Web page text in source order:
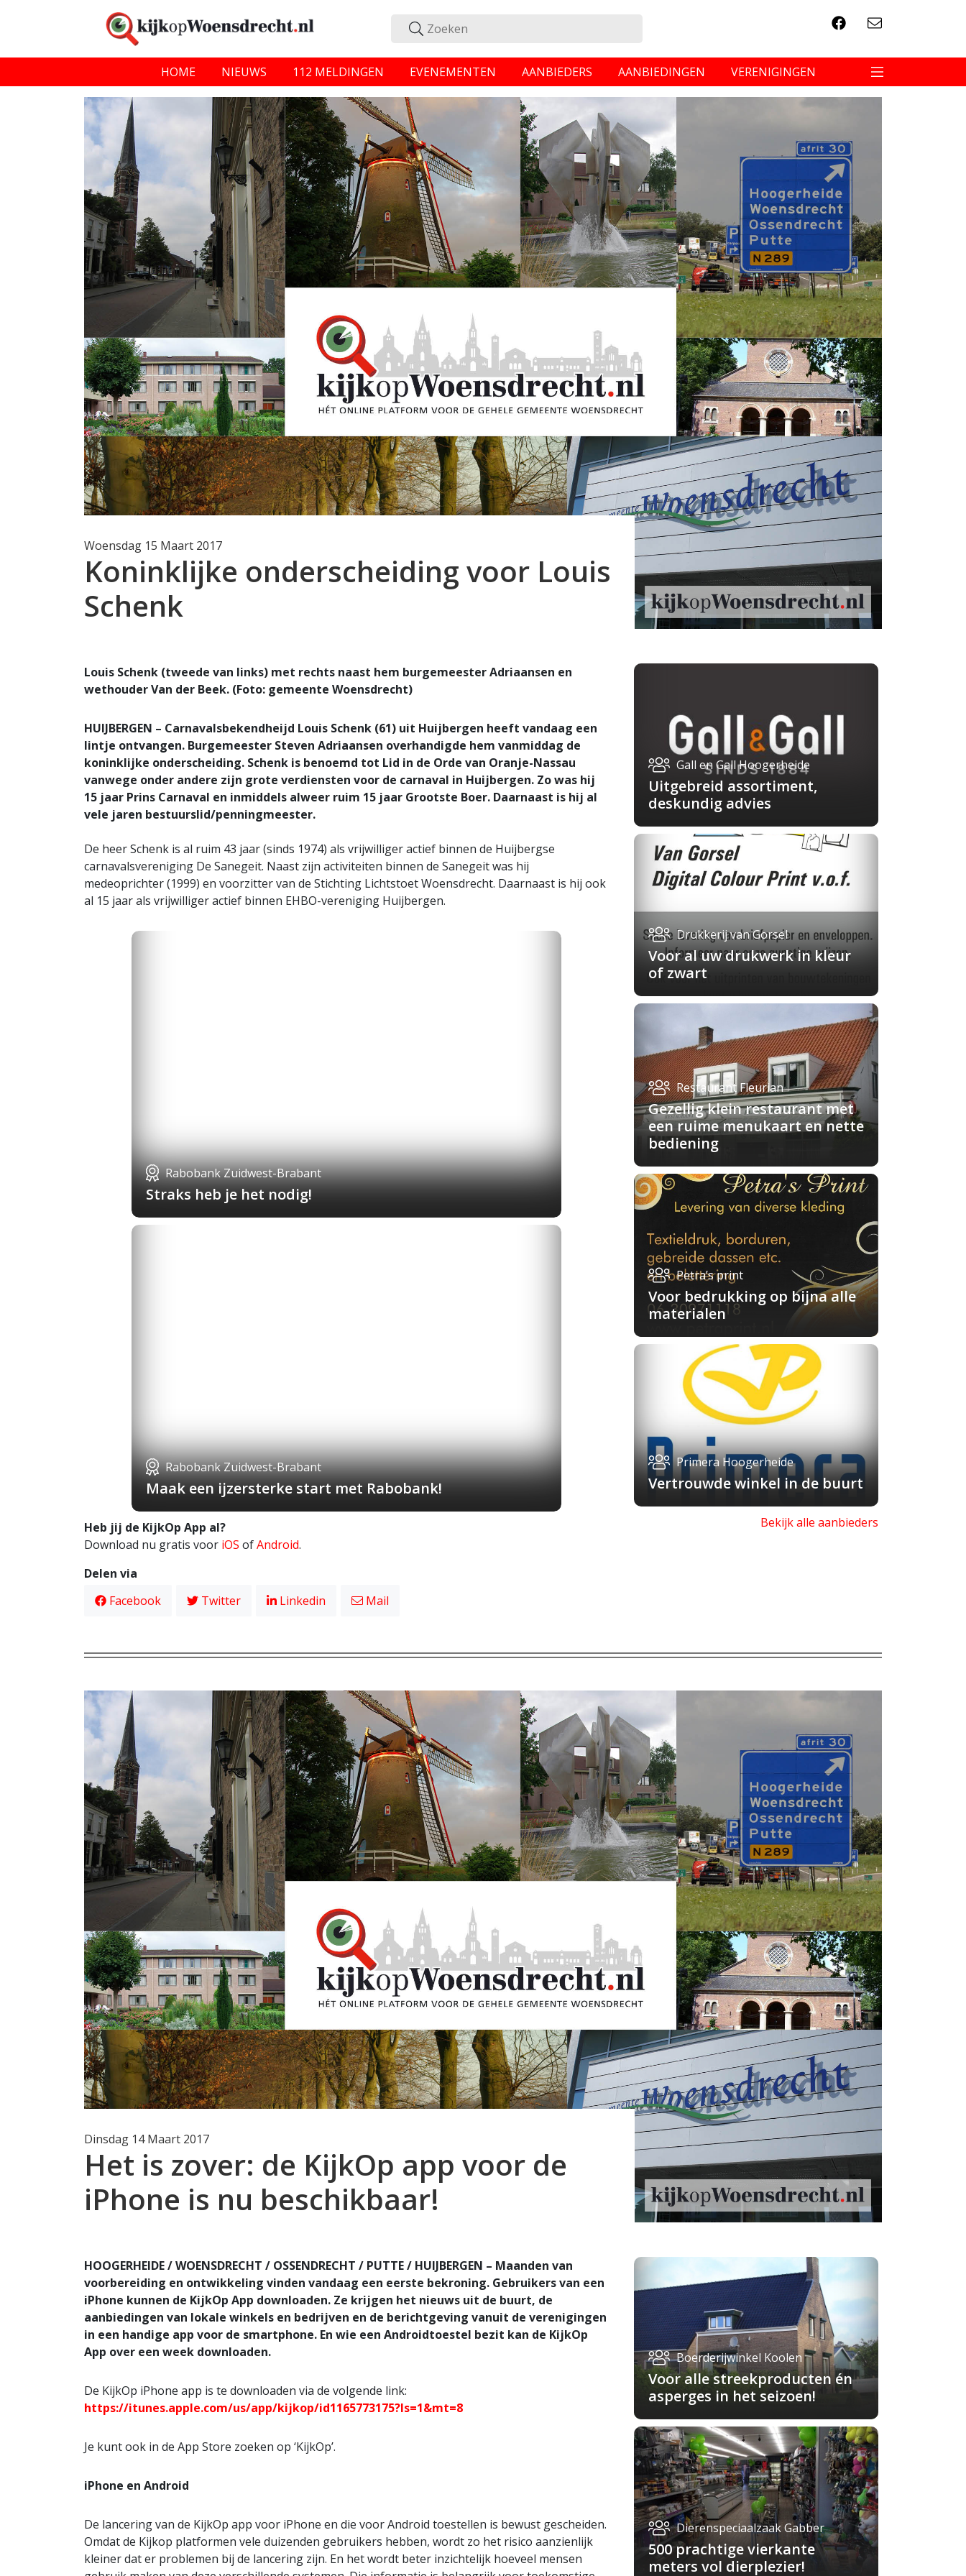
HOME NIEUWS 112 MELDINGEN EVENEMENTEN AANBIEDERS AANBIEDINGEN VERENIGINGEN
Woensdag 15 Maart 2017
Koninklijke onderscheiding voor Louis
Schenk
Louis Schenk (tweede van links) met rechts naast hem burgemeester Adriaansen en
wethouder Van der Beek. (Foto: gemeente Woensdrecht)
HUIJBERGEN – Carnavalsbekendheijd Louis Schenk (61) uit Huijbergen heeft vandaag een
lintje ontvangen. Burgemeester Steven Adriaansen overhandigde hem vanmiddag de
koninklijke onderscheiding. Schenk is benoemd tot Lid in de Orde van Oranje-Nassau
vanwege onder andere zijn grote verdiensten voor de carnaval in Huijbergen. Zo was hij
15 jaar Prins Carnaval en inmiddels alweer ruim 15 jaar Grootste Boer. Daarnaast is hij al
vele jaren bestuurslid/penningmeester.
De heer Schenk is al ruim 43 jaar (sinds 1974) als vrijwilliger actief binnen de Huijbergse
carnavalsvereniging De Sanegeit. Naast zijn activiteiten binnen de Sanegeit was hij
medeoprichter (1999) en voorzitter van de Stichting Lichtstoet Woensdrecht. Daarnaast is hij ook
al 15 jaar als vrijwilliger actief binnen EHBO-vereniging Huijbergen.
Rabobank Zuidwest-Brabant
Straks heb je het nodig!
Rabobank Zuidwest-Brabant
Maak een ijzersterke start met Rabobank!
Heb jij de KijkOp App al?
Download nu gratis voor iOS ofAndroid.
Delen via
Facebook
Twitter Linkedin Mail
Gall en Gall Hoogerheide
Uitgebreid assortiment,
deskundig advies
Drukkerij van Gorsel
Voor al uw drukwerk in kleur
of zwart
Restaurant Fleurian
Gezellig klein restaurant met
een ruime menukaart en nette
bediening
Petra’s print
Voor bedrukking op bijna alle
materialen
Primera Hoogerheide
Vertrouwde winkel in de buurt
Bekijk alle aanbieders
Dinsdag 14 Maart 2017
Het is zover: de KijkOp app voor de
iPhone is nu beschikbaar!
HOOGERHEIDE / WOENSDRECHT / OSSENDRECHT / PUTTE / HUIJBERGEN – Maanden van
voorbereiding en ontwikkeling vinden vandaag een eerste bekroning. Gebruikers van een
iPhone kunnen de KijkOp App downloaden. Ze krijgen het nieuws uit de buurt, de
aanbiedingen van lokale winkels en bedrijven en de berichtgeving vanuit de verenigingen
in een handige app voor de smartphone. En wie een Androidtoestel bezit kan de KijkOp
App over een week downloaden.
De KijkOp iPhone app is te downloaden via de volgende link:
https://itunes.apple.com/us/app/kijkop/id1165773175?ls=1&mt=8
Je kunt ook in de App Store zoeken op ‘KijkOp’.
iPhone en Android
De lancering van de KijkOp app voor iPhone en die voor Android toestellen is bewust gescheiden.
Omdat de Kijkop platformen vele duizenden gebruikers hebben, wordt zo het risico aanzienlijk
kleiner dat er problemen bij de lancering zijn. En het wordt beter inzichtelijk hoeveel mensen
Boerderijwinkel Koolen
Voor alle streekproducten én
asperges in het seizoen!
Dierenspeciaalzaak Gabber
500 prachtige vierkante
meters vol dierplezier!